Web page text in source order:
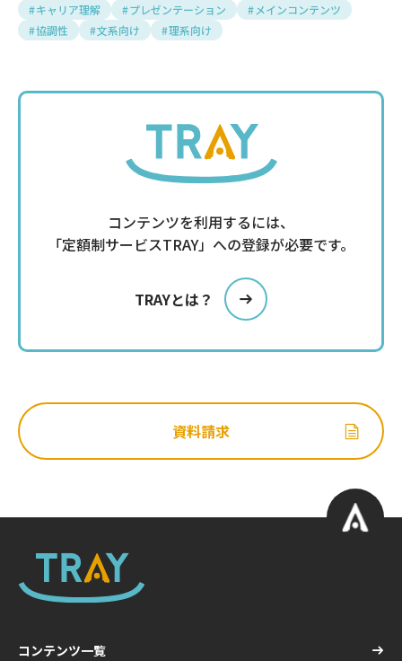
キャリア理解 プレゼンテーション
メインコンテンツ
協調性
文系向け 理系向け
コンテンツを利用するには、
「定額制サービスTRAY」への登録が必要です。
TRAYとは？
資料請求
コンテンツ一覧